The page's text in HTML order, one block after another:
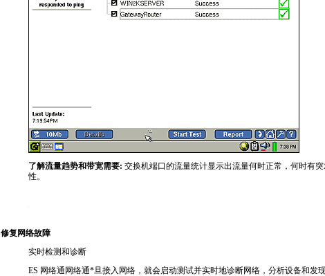
了解流量趋势和带宽需要: 交换机端口的流量统计显示出流量何时正常，何时有
性。
修复网络故障
实时检测和诊断
ES 网络通网络通*旦接入网络，就会启动测试并实时地诊断网络，分析设备和发